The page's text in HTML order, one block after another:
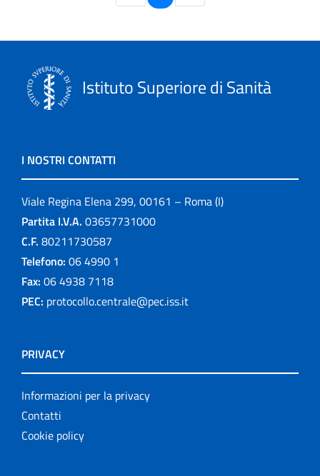
Istituto Superiore di Sanità
I NOSTRI CONTATTI
Viale Regina Elena 299, 00161 – Roma (I)
Partita I.V.A. 03657731000
C.F. 80211730587
Telefono: 06 4990 1
Fax: 06 4938 7118
PEC: protocollo.centrale@pec.iss.it
PRIVACY
Informazioni per la privacy
Contatti
Cookie policy